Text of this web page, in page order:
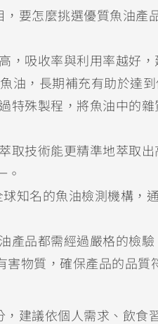
要怎麼挑選優質魚油產
，吸收率與利用率越好
油，長期補充有助於達到
特殊製程，將魚油中的
取技術能更精準地萃取
。
知名的魚油檢測機構，
產品都需經過嚴格的檢
害物質，確保產品的品質
建議依個人需求、飲食